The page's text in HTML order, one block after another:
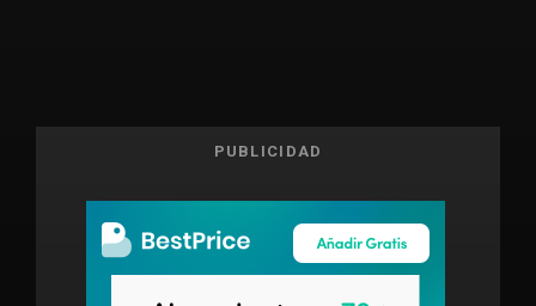
PUBLICIDAD